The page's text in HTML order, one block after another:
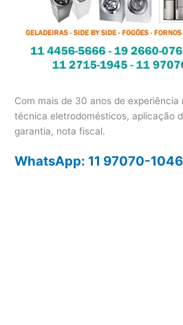
Com mais de 30 anos de experiência
técnica eletrodomésticos, aplicação
garantia, nota fiscal.
WhatsApp: 11 97070-1046